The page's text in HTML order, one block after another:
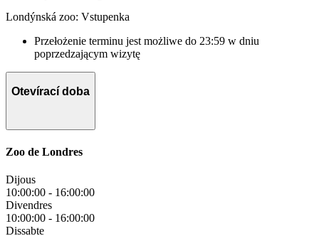
Londýnská zoo: Vstupenka
Przełożenie terminu jest możliwe do 23:59 w dniu
poprzedzającym wizytę
Otevírací doba
Zoo de Londres
Dijous
10:00:00 - 16:00:00
Divendres
10:00:00 - 16:00:00
Dissabte